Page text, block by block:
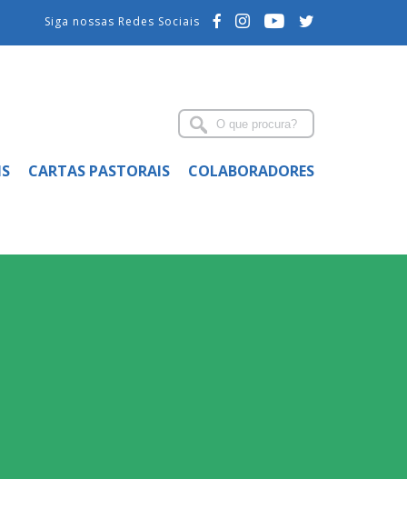
Siga nossas Redes Sociais
CARTAS PASTORAIS COLABORADORES